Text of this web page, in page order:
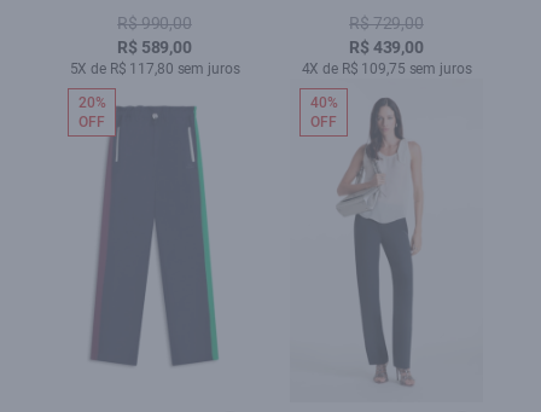
Dark Navy
R$ 990,00
R$ 589,00
5X de R$ 117,80 sem juros
Patheph Plumbo
R$ 729,00
R$ 439,00
4X de R$ 109,75 sem juros
20%
OFF
40%
OFF